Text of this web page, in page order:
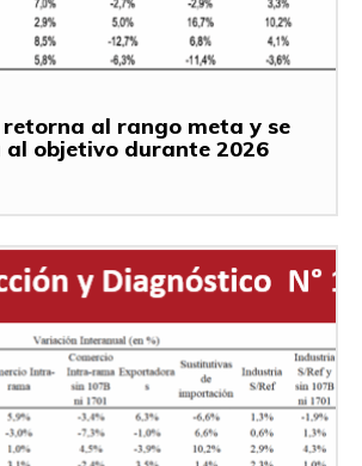
al rango meta y se
objetivo durante 2026